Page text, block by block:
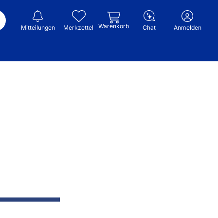
Mitteilungen Merkzettel Warenkorb Chat Anmelden